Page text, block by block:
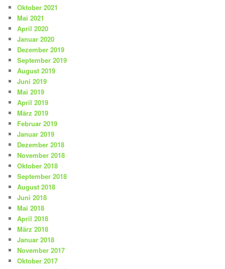
Oktober 2021
Mai 2021
April 2020
Januar 2020
Dezember 2019
September 2019
August 2019
Juni 2019
Mai 2019
April 2019
März 2019
Februar 2019
Januar 2019
Dezember 2018
November 2018
Oktober 2018
September 2018
August 2018
Juni 2018
Mai 2018
April 2018
März 2018
Januar 2018
November 2017
Oktober 2017